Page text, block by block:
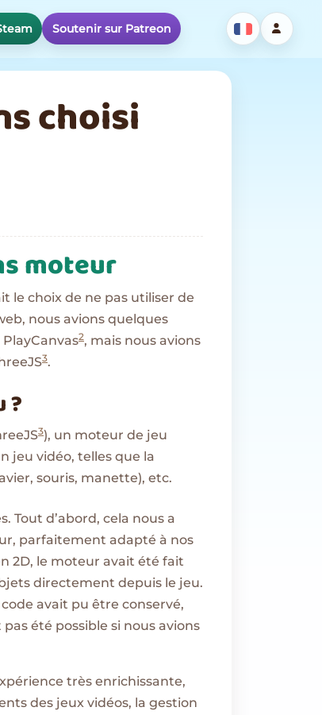
Soutenir sur Patreon
choisi
moteur
le choix de ne pas utiliser de
nous avions quelques
PlayCanvas2, mais nous avions
3.
?
3), un moteur de jeu
jeu vidéo, telles que la
souris, manette), etc.
Tout d’abord, cela nous a
parfaitement adapté à nos
2D, le moteur avait été fait
directement depuis le jeu.
avait pu être conservé,
été possible si nous avions
très enrichissante,
des jeux vidéos, la gestion